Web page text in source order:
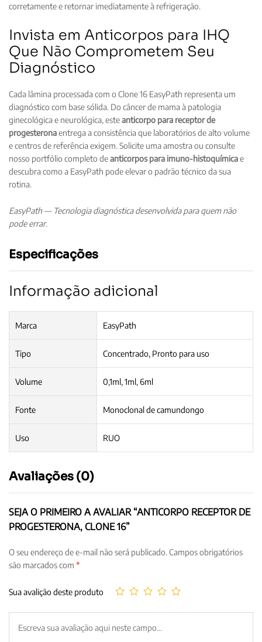
corretamente e retornar imediatamente à refrigeração.
Invista em Anticorpos para IHQ
Que Não Comprometem Seu
Diagnóstico
Cada lâmina processada com o Clone 16 EasyPath representa um
diagnóstico com base sólida. Do câncer de mama à patologia
ginecológica e neurológica, esteanticorpo para receptor de
progesteronaentrega a consistência que laboratórios de alto volume
e centros de referência exigem. Solicite uma amostra ou consulte
nosso portfólio completo deanticorpos para imuno-histoquímicae
descubra como a EasyPath pode elevar o padrão técnico da sua
rotina.
EasyPath — Tecnologia diagnóstica desenvolvida para quem não
pode errar.
Especificações
Informação adicional
Marca EasyPath
Tipo Concentrado, Pronto para uso
Volume 0,1ml, 1ml, 6ml
Fonte Monoclonal de camundongo
Uso RUO
Avaliações (0)
SEJA O PRIMEIRO A AVALIAR “ANTICORPO RECEPTOR DE
PROGESTERONA, CLONE 16”
O seu endereço de e-mail não será publicado. Campos obrigatórios
são marcados com *
Sua avalição deste produto